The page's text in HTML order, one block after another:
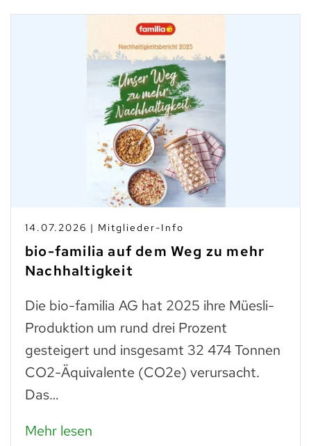
14.07.2026 | Mitglieder-Info
bio-familia auf dem Weg zu mehr
Nachhaltigkeit
Die bio-familia AG hat 2025 ihre Müesli-
Produktion um rund drei Prozent
gesteigert und insgesamt 32 474 Tonnen
CO2-Äquivalente (CO2e) verursacht.
Das…
Mehr lesen